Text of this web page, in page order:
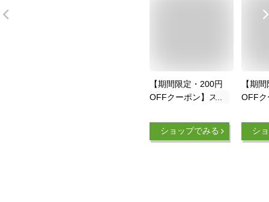
【期間限定・200円
OFFクーポン】スマ
マホケース 柔軟 ふ
わふわ感じ かわいい
ショップでみる
【期
OFFク
ン ス
衝撃
シ